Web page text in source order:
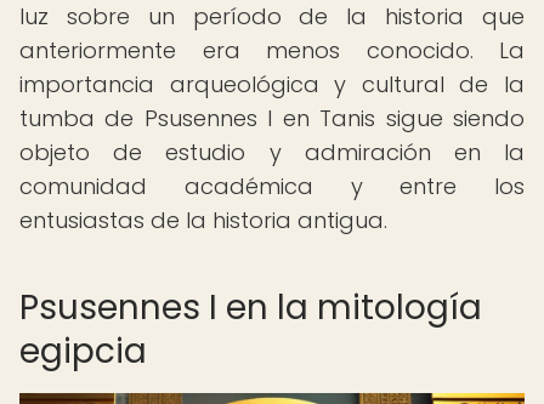
luz sobre un período de la historia que
anteriormente era menos conocido. La
importancia arqueológica y cultural de la
tumba de Psusennes I en Tanis sigue siendo
objeto de estudio y admiración en la
comunidad académica y entre los
entusiastas de la historia antigua.
Psusennes I en la mitología
egipcia